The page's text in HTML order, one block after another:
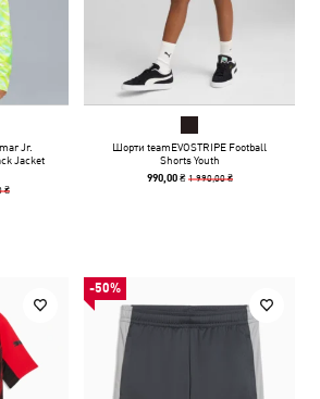
Jr.
Jacket
₴
Шорти teamEVOSTRIPE Football
Shorts Youth
990,00 ₴ 1 990,00 ₴
-50%